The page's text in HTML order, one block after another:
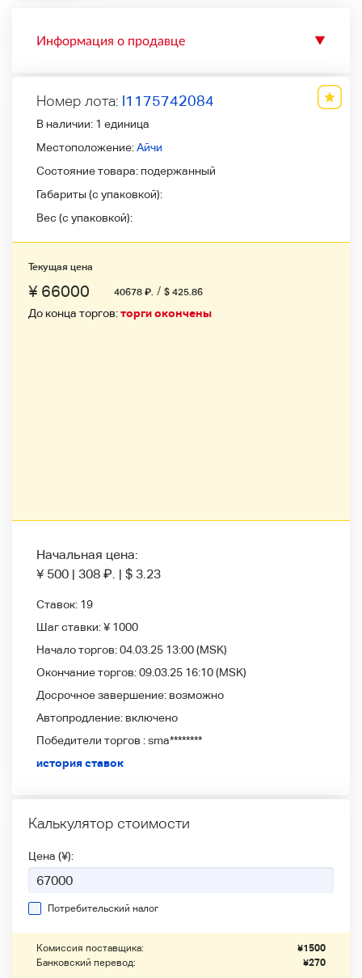
Информация о продавце ▼
Номер лота: l1175742084
В наличии: 1 единица
Местоположение:Айчи
Состояние товара: подержанный
Габариты (с упаковкой):
Вес (с упаковкой):
Текущая цена
¥ 66000 40678 ₽. / $ 425.86
До конца торгов:торги окончены
Начальная цена:
¥ 500 | 308 ₽. | $ 3.23
Ставок: 19
Шаг ставки:¥ 1000
Начало торгов:04.03.25 13:00(MSK)
Окончание торгов:09.03.25 16:10(MSK)
Досрочное завершение: возможно
Автопродление: включено
Победители
торгов :sma********
история ставок
Калькулятор стоимости
Цена (¥):
Потребительский налог
Комиссия поставщика: ¥1500
Банковский перевод:
¥270